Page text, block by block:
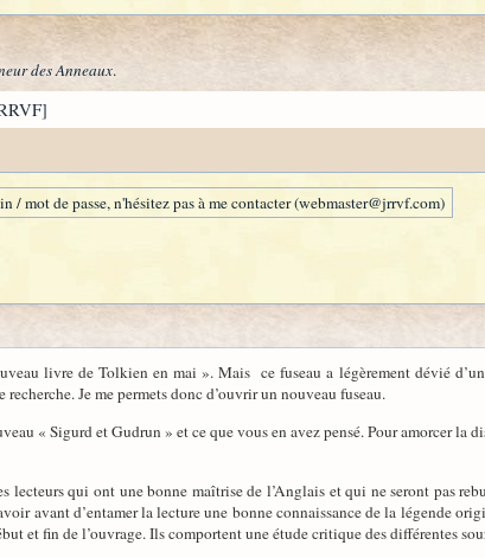
des Anneaux.
mot de passe, n'hésitez pas à me contacter (webmaster@jrrvf.com)
livre de Tolkien en mai ». Mais ce fuseau a légèrement dévié
Je me permets donc d’ouvrir un nouveau fuseau.
« Sigurd et Gudrun » et ce que vous en avez pensé. Pour amorcer la
lecteurs qui ont une bonne maîtrise de l’Anglais et qui ne seront pas
avant d’entamer la lecture une bonne connaissance de la légende
et fin de l’ouvrage. Ils comportent une étude critique des différentes